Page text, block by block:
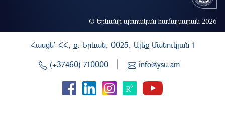
© Երևանի պետական համալսարան 2026
Հասցե` ՀՀ, ք. Երևան, 0025, Ալեք Մանուկյան 1
(+37460) 710000
info@ysu.am